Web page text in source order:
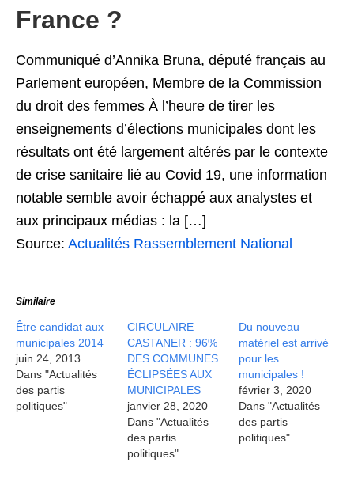
France ?
Communiqué d’Annika Bruna, député français au
Parlement européen, Membre de la Commission
du droit des femmes À l’heure de tirer les
enseignements d’élections municipales dont les
résultats ont été largement altérés par le contexte
de crise sanitaire lié au Covid 19, une information
notable semble avoir échappé aux analystes et
aux principaux médias : la […]
Source: Actualités Rassemblement National
Similaire
Être candidat aux
municipales 2014
juin 24, 2013
Dans "Actualités
des partis
politiques"
CIRCULAIRE
CASTANER : 96%
DES COMMUNES
ÉCLIPSÉES AUX
MUNICIPALES
janvier 28, 2020
Dans "Actualités
des partis
politiques"
Du nouveau
matériel est arrivé
pour les
municipales !
février 3, 2020
Dans "Actualités
des partis
politiques"